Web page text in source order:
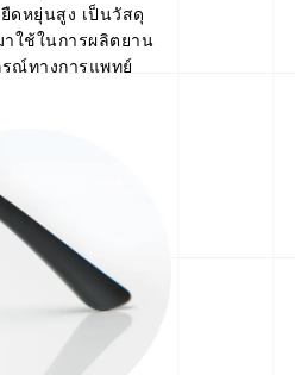
ดหยุ่นสูง เป็นวัสดุ
ใช้ในการผลิตยาน
ณ์ทางการแพทย์